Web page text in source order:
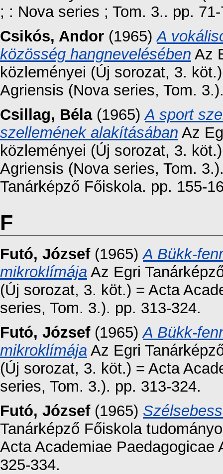
; : Nova series ; Tom. 3.. pp.
Csikós, Andor (1965)A
közösség hangnevelésében Az
közleményei (Új sorozat, 3.
Agriensis (Nova series, Tom.
Csillag, Béla(1965)A sport
szellemének alakításában Az
közleményei (Új sorozat, 3.
Agriensis (Nova series, Tom.
Tanárképző Főiskola. pp. 155-
F
Futó, József(1965)A Bükk-
mikroklímája Az Egri
(Új sorozat, 3. köt.) = Acta
series, Tom. 3.). pp. 313-324.
Futó, József(1965)A Bükk-
mikroklímája Az Egri
(Új sorozat, 3. köt.) = Acta
series, Tom. 3.). pp. 313-324.
Futó, József(1965)
Tanárképző Főiskola
Acta Academiae Paedagogicae
325-334.